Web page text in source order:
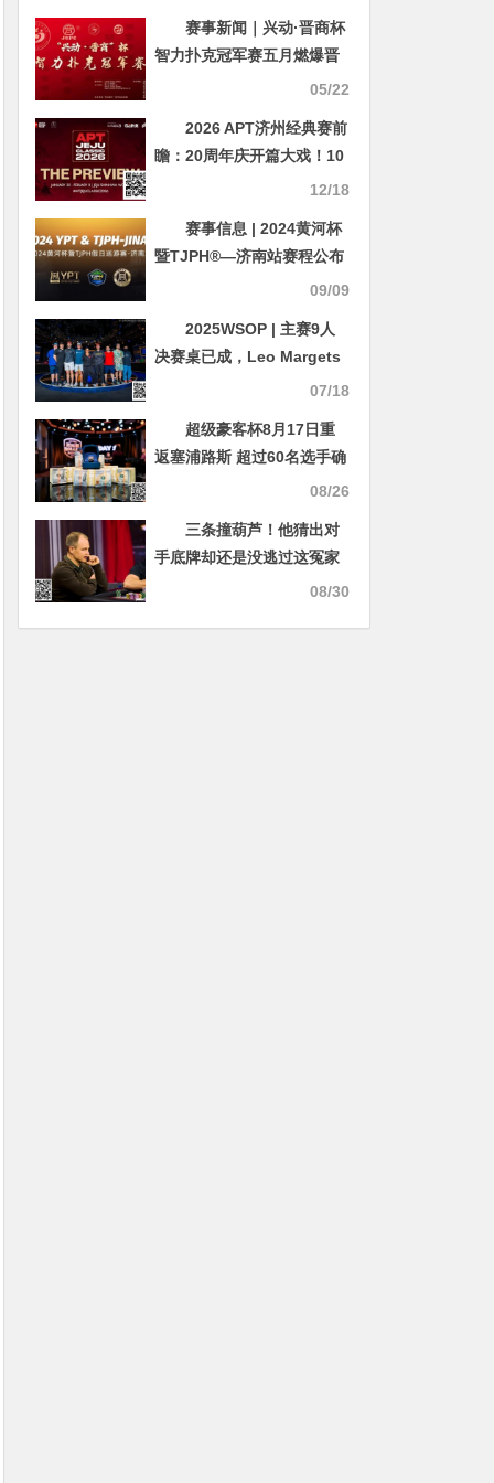
赛事新闻｜兴动·晋商杯
智力扑克冠军赛五月燃爆晋
05/22
2026 APT济州经典赛前
瞻：20周年庆开篇大戏！10
天99场赛事，49亿韩元保底
12/18
赛事信息 | 2024黄河杯
暨TJPH®—济南站赛程公布
09/09
2025WSOP | 主赛9人
决赛桌已成，Leo Margets
成30年来首位打进FT的女选
07/18
超级豪客杯8月17日重
返塞浦路斯 超过60名选手确
08/26
三条撞葫芦！他猜出对
手底牌却还是没逃过这冤家
08/30